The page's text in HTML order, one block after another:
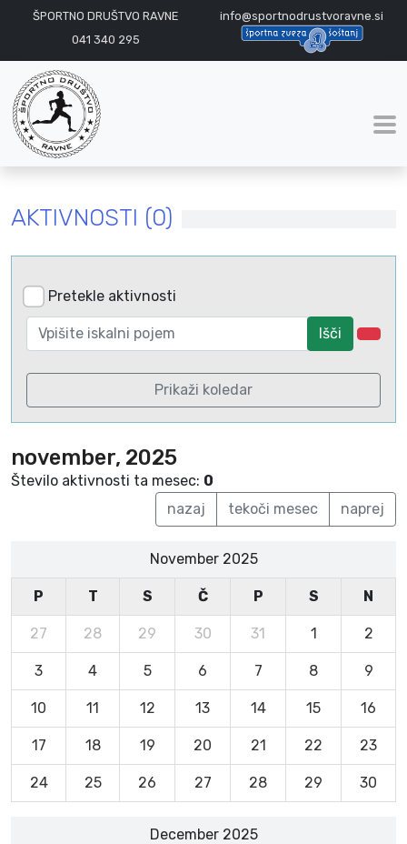
ŠPORTNO DRUŠTVO RAVNE
info@sportnodrustvoravne.si
041 340 295
AKTIVNOSTI (0)
Pretekle aktivnosti
Išči
Prikaži koledar
november, 2025
Število aktivnosti ta mesec: 0
nazaj
tekoči mesec naprej
November 2025
P T S Č P S N
27 28 29 30 31 1 2
3 4 5 6 7 8 9
10 11 12 13 14 15 16
17 18 19 20 21 22 23
24 25 26 27 28 29 30
December 2025